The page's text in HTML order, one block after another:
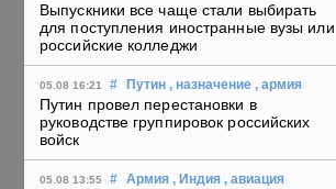
Выпускники все чаще стали выбирать
для поступления иностранные вузы или
российские колледжи
05.08 16:21 # Путин , назначение , армия
Путин провел перестановки в
руководстве группировок российских
войск
05.08 13:55 # Армия , Индия , авиация